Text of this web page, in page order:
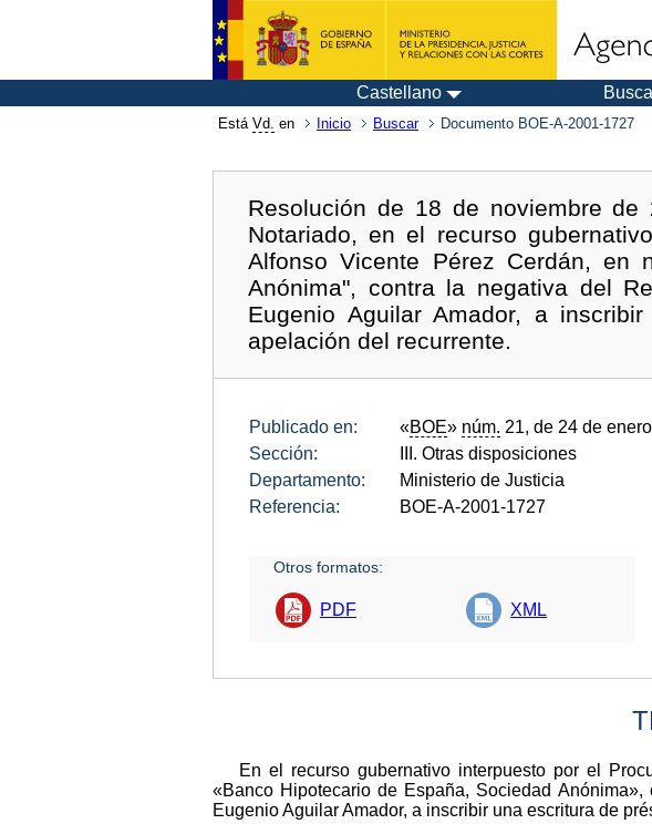
Castellano
Está Vd. en Inicio Buscar Documento BOE-A-2001-1727
Resolución de 18 de noviembre
Notariado, en el recurso
Alfonso Vicente Pérez Cerdán, en
Anónima", contra la negativa del
Eugenio Aguilar Amador, a
apelación del recurrente.
Publicado en: «BOE» núm. 21, de 24 de
Sección:
III. Otras disposiciones
Departamento:
Ministerio de Justicia
Referencia:
BOE-A-2001-1727
Otros formatos:
PDF XML
En el recurso gubernativo interpuesto por el
«Banco Hipotecario de España, Sociedad
Eugenio Aguilar Amador, a inscribir una escritura de